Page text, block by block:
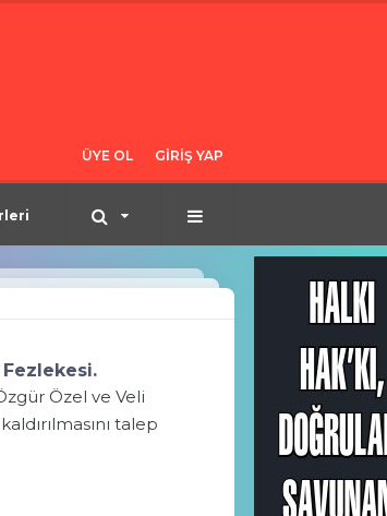
ÜYE OL GİRİŞ YAP
Fezlekesi.
Özel ve Veli
talep